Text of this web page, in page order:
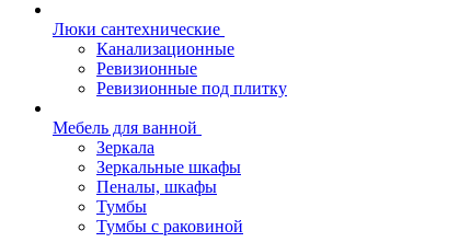
Люки сантехнические
Канализационные
Ревизионные
Ревизионные под плитку
Мебель для ванной
Зеркала
Зеркальные шкафы
Пеналы, шкафы
Тумбы
Тумбы с раковиной